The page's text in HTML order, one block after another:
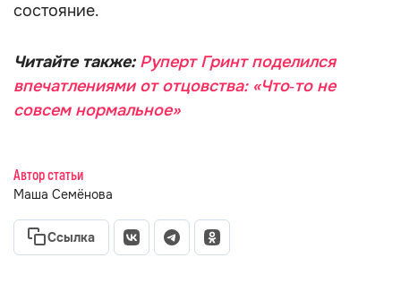
состояние.
Читайте также: Руперт Гринт поделился
впечатлениями от отцовства: «Что‑то не
совсем нормальное»
Автор статьи
Маша Семёнова
Ссылка